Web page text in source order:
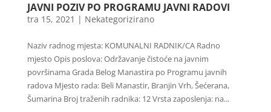
JAVNI POZIV PO PROGRAMU JAVNI RADOVI
tra 15, 2021 | Nekategorizirano
Naziv radnog mjesta: KOMUNALNI RADNIK/CA Radno
mjesto Opis poslova: Održavanje čistoće na javnim
površinama Grada Belog Manastira po Programu javnih
radova Mjesto rada: Beli Manastir, Branjin Vrh, Šećerana,
Šumarina Broj traženih radnika: 12 Vrsta zaposlenja: na...